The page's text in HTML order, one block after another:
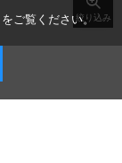
絞り込み
をご覧ください。